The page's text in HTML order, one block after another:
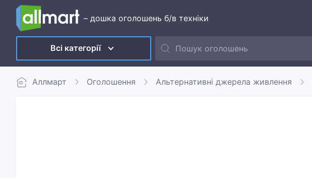
– дошка оголошень б/в техніки
Всі категорії
Аллмарт Оголошення Альтернативні джерела живлення